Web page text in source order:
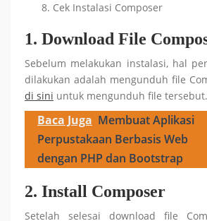
Cek Instalasi Composer
1. Download File
Sebelum melakukan instalasi, hal
dilakukan adalah mengunduh file
di sini untuk mengunduh file tersebut.
Baca Juga Membuat Aplikasi
Perpustakaan Berbasis Web
dengan PHP dan Bootstrap
2. Install Composer
Setelah selesai download file